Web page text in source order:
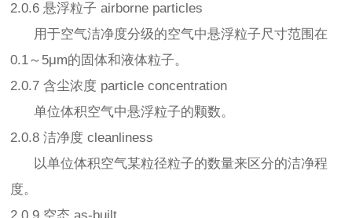
2.0.6 悬浮粒子 airborne particles
用于空气洁净度分级的空气中悬浮粒子尺寸范围在
0.1～5μm的固体和液体粒子。
2.0.7 含尘浓度 particle concentration
单位体积空气中悬浮粒子的颗数。
2.0.8 洁净度 cleanliness
以单位体积空气某粒径粒子的数量来区分的洁净程
度。